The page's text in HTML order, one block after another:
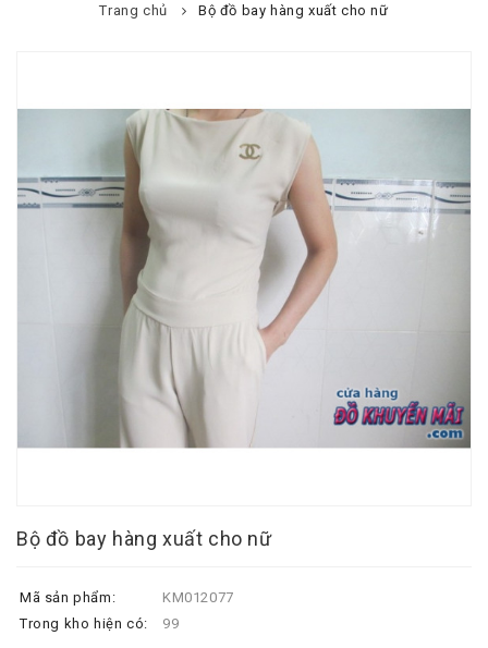
Trang chủ Bộ đồ bay hàng xuất cho nữ
Bộ đồ bay hàng xuất cho nữ
Mã sản phẩm:
KM012077
Trong kho hiện có:
99